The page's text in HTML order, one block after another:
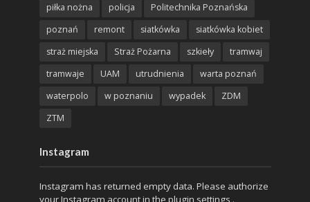
piłka nożna
policja
Politechnika Poznańska
poznań
remont siatkówka
siatkówka kobiet
straż miejska
Straż Pożarna szkieły
tramwaj
tramwaje
UAM utrudnienia
warta poznań
waterpolo
w poznaniu wypadek
ZDM
ZTM
Instagram
Instagram has returned empty data. Please authorize
your Instagram account in the plugin settings .